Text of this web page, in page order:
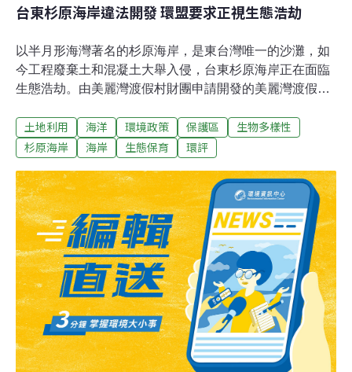
台東杉原海岸違法開發 環盟要求正視生態浩劫
以半月形海灣著名的杉原海岸，是東台灣唯一的沙灘，如
今工程廢棄土和混凝土大舉入侵，台東杉原海岸正在面臨
生態浩劫。由美麗灣渡假村財團申請開發的美麗灣渡假
開發5、6公頃；違法施工長達1年以上。環保聯盟台東分
會正在發起還我杉原海灣的系列活動，要讓各界來認識杉
原海岸是公共財，業者違法開發已剝奪大眾親近海灘的權
益，為了搶救它，政府應該要依照環境影響評估法，要求
業者先行停工。
土地利用 海洋 環境政策 保護區
生物多樣性
杉原海岸
海岸 生態保育 環評